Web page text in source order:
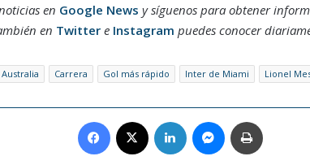
en Google News y síguenos para obtener
en Twittere Instagram puedes conocer
Australia Carrera Gol más rápido Inter de Miami Lionel
Facebook LinkedIn Messenger